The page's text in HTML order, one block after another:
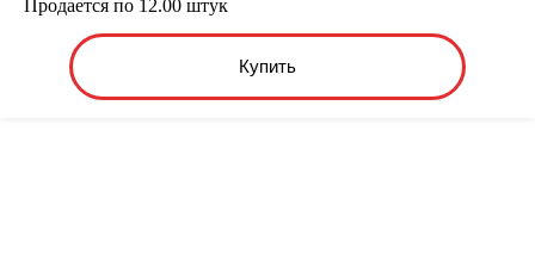
Купить
Продается по 12.00 штук